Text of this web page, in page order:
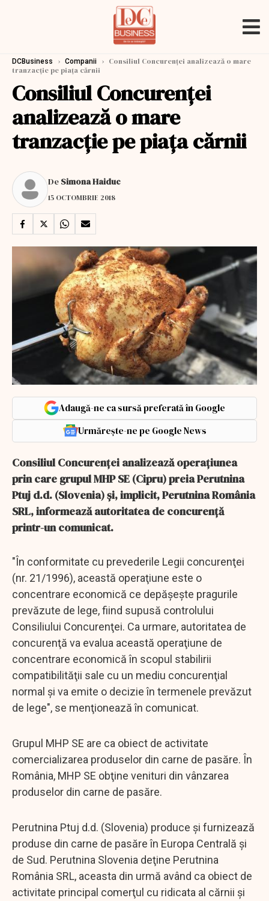
DCBusiness › Companii › Consiliul Concurenţei analizează o mare
tranzacție pe piaţa cărnii
Consiliul Concurenţei
analizează o mare
tranzacție pe piaţa cărnii
De Simona Haiduc
15 OCTOMBRIE 2018
Adaugă-ne ca sursă preferată în Google
Urmărește-ne pe Google News
Consiliul Concurenţei analizează operaţiunea
prin care grupul MHP SE (Cipru) preia Perutnina
Ptuj d.d. (Slovenia) şi, implicit, Perutnina România
SRL, informează autoritatea de concurenţă
printr-un comunicat.
"În conformitate cu prevederile Legii concurenţei
(nr. 21/1996), această operaţiune este o
concentrare economică ce depăşeşte pragurile
prevăzute de lege, fiind supusă controlului
Consiliului Concurenţei. Ca urmare, autoritatea de
concurenţă va evalua această operaţiune de
concentrare economică în scopul stabilirii
compatibilităţii sale cu un mediu concurenţial
normal şi va emite o decizie în termenele prevăzut
de lege", se menţionează în comunicat.
Grupul MHP SE are ca obiect de activitate
comercializarea produselor din carne de pasăre. În
România, MHP SE obţine venituri din vânzarea
produselor din carne de pasăre.
Perutnina Ptuj d.d. (Slovenia) produce şi furnizează
produse din carne de pasăre în Europa Centrală şi
de Sud. Perutnina Slovenia deţine Perutnina
România SRL, aceasta din urmă având ca obiect de
activitate principal comerţul cu ridicata al cărnii şi